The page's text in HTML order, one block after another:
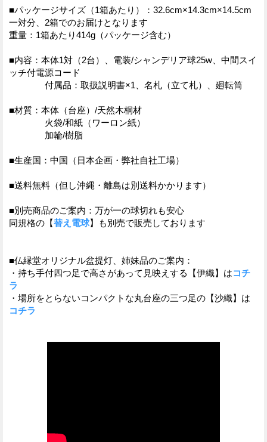
■パッケージサイズ（1箱あたり）：32.6cm×14.3cm×14.5cm
一対分、2箱でのお届けとなります
重量：1箱あたり414g（パッケージ含む）
■内容：本体1対（2台）、電装/シャンデリア球25w、中間スイ
ッチ付電源コード
付属品：取扱説明書×1、名札（立て札）、廻転筒
■材質：本体（台座）/天然木桐材
火袋/和紙（ワーロン紙）
加輪/樹脂
■生産国：中国（日本企画・弊社自社工場）
■送料無料（但し沖縄・離島は別送料かかります）
■別売商品のご案内：万が一の球切れも安心
同規格の【替え電球】も別売で販売しております
■仏縁堂オリジナル盆提灯、姉妹品のご案内：
・持ち手付四つ足で高さがあって見映えする【伊織】はコチ
ラ
・場所をとらないコンパクトな丸台座の三つ足の【沙織】は
コチラ